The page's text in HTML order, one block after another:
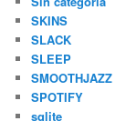
SKINS
SLACK
SLEEP
SMOOTHJAZZ
SPOTIFY
sqlite